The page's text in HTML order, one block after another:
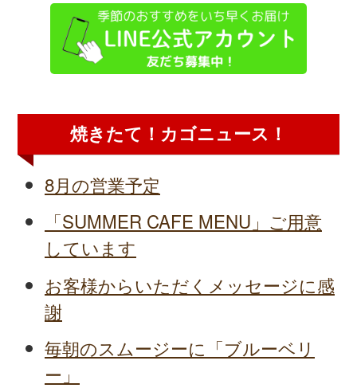
焼きたて！カゴニュース！
8月の営業予定
「SUMMER CAFE MENU」ご用意
しています
お客様からいただくメッセージに感
謝
毎朝のスムージーに「ブルーベリ
ー」